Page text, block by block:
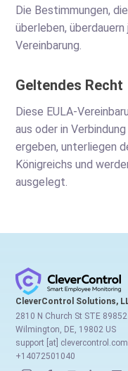
Die Bestimmungen,
überleben,
Vereinbarung.
Geltendes Recht
Diese EULA-
aus oder in
ergeben, unterliegen
Königreichs und
ausgelegt.
CleverControl Solutions,
2810 N Church St STE 89852
Wilmington, DE, 19802 US
support [at] clevercontrol.com
+14072501040